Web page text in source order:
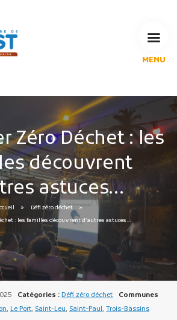
MENU
Pédagogique
CALENDRIERS DE COLLECTE
MES DÉMARCHES
Zéro Déchet : les
découvrent
astuces…
Défi zéro déchet
: les familles découvrent d’autres astuces…
Catégories : Défi zéro déchet
Communes
, Le Port, Saint-Leu, Saint-Paul, Trois-Bassins